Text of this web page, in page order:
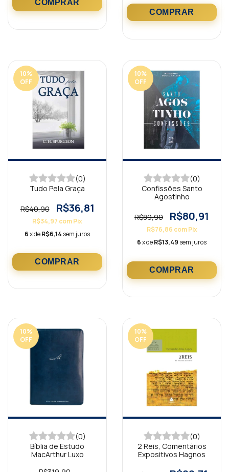
10%
OFF
(0)
Tudo Pela Graça
R$40,90 R$36,81
R$34,97 comPix
6x deR$6,14 sem juros
10%
OFF
(0)
Confissões Santo
Agostinho
R$89,90 R$80,91
R$76,86 com Pix
6x deR$13,49 sem juros
10%
OFF
(0)
Bíblia de Estudo
MacArthur Luxo
10%
OFF
(0)
2 Reis, Comentários
Expositivos Hagnos